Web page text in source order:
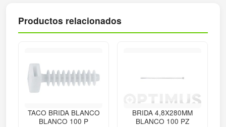
Productos relacionados
TACO BRIDA BLANCO
BLANCO 100 P
BRIDA 4,8X280MM
BLANCO 100 PZ